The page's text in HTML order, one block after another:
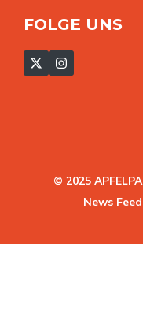
FOLGE UNS
© 2025
News Feed